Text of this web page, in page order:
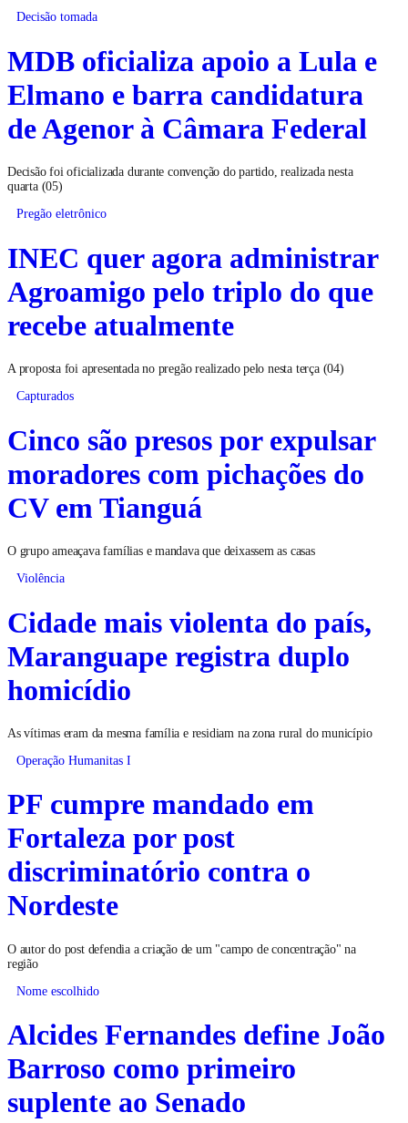
Decisão tomada
MDB oficializa apoio a Lula e
Elmano e barra candidatura
de Agenor à Câmara Federal
Decisão foi oficializada durante convenção do partido, realizada nesta
quarta (05)
Pregão eletrônico
INEC quer agora administrar
Agroamigo pelo triplo do que
recebe atualmente
A proposta foi apresentada no pregão realizado pelo nesta terça (04)
Capturados
Cinco são presos por expulsar
moradores com pichações do
CV em Tianguá
O grupo ameaçava famílias e mandava que deixassem as casas
Violência
Cidade mais violenta do país,
Maranguape registra duplo
homicídio
As vítimas eram da mesma família e residiam na zona rural do município
Operação Humanitas I
PF cumpre mandado em
Fortaleza por post
discriminatório contra o
Nordeste
O autor do post defendia a criação de um "campo de concentração" na
região
Nome escolhido
Alcides Fernandes define João
Barroso como primeiro
suplente ao Senado